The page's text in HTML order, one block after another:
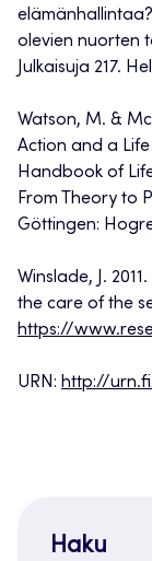
olevien nuorten
Julkaisuja 217.
Watson, M. &
Action and a
Handbook of
From Theory to
Göttingen:
Winslade, J.
the care of the
https://
URN: http://
Haku